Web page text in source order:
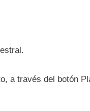
a través del botón